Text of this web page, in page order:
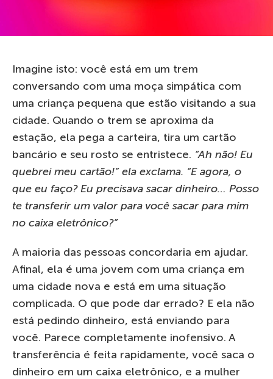
Imagine isto: você está em um trem
conversando com uma moça simpática com
uma criança pequena que estão visitando a sua
cidade. Quando o trem se aproxima da
estação, ela pega a carteira, tira um cartão
bancário e seu rosto se entristece. “Ah não! Eu
quebrei meu cartão!” ela exclama. “E agora, o
que eu faço? Eu precisava sacar dinheiro… Posso
te transferir um valor para você sacar para mim
no caixa eletrônico?”
A maioria das pessoas concordaria em ajudar.
Afinal, ela é uma jovem com uma criança em
uma cidade nova e está em uma situação
complicada. O que pode dar errado? E ela não
está pedindo dinheiro, está enviando para
você. Parece completamente inofensivo. A
transferência é feita rapidamente, você saca o
dinheiro em um caixa eletrônico, e a mulher